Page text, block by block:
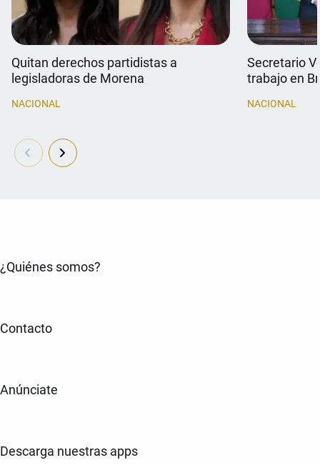
Quitan derechos partidistas a
legisladoras de Morena
NACIONAL
Secretario
trabajo en
NACIONAL
¿Quiénes somos?
Contacto
Anúnciate
Descarga nuestras apps